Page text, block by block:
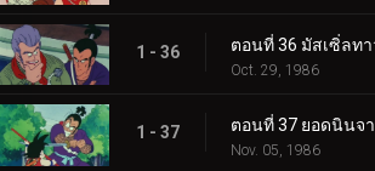
1 - 36
Oct. 29, 1986
1 - 37 ตอนที่ 37 ยอดนินจ
Nov. 05, 1986